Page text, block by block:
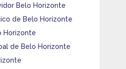
Belo Horizonte
de Belo Horizonte
Horizonte
de Belo Horizonte